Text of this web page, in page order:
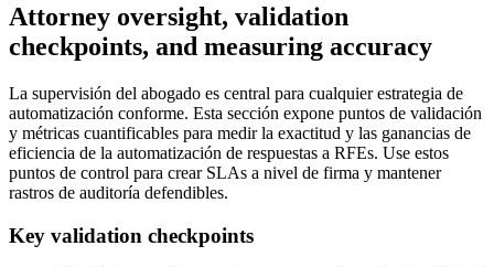
Attorney oversight, validation
checkpoints, and measuring accuracy
La supervisión del abogado es central para cualquier estrategia de
automatización conforme. Esta sección expone puntos de validación
y métricas cuantificables para medir la exactitud y las ganancias de
eficiencia de la automatización de respuestas a RFEs. Use estos
puntos de control para crear SLAs a nivel de firma y mantener
rastros de auditoría defendibles.
Key validation checkpoints